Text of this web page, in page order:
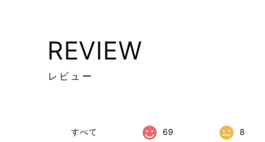
REVIEW
レビュー
すべて 69 8